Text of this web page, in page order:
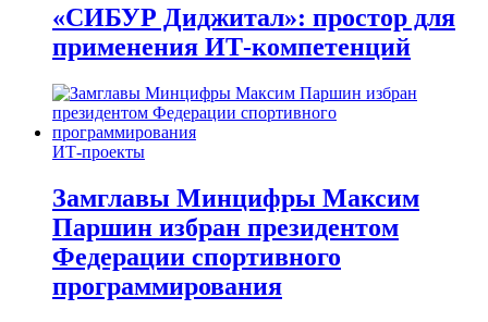
«СИБУР Диджитал»: простор для
применения ИТ-компетенций
ИТ-проекты
Замглавы Минцифры Максим
Паршин избран президентом
Федерации спортивного
программирования